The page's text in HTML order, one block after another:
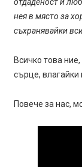
нея в място за
съхранявайки
Всичко това
сърце, влагайки
Повече за нас,